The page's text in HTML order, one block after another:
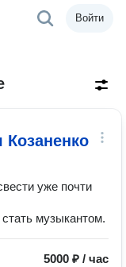
Войти
Козаненко
уже почти
музыкантом.
5000 ₽ / час